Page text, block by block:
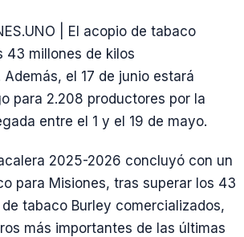
| El acopio de tabaco
43 millones de kilos
el 17 de junio estará
para 2.208 productores por la
entre el 1 y el 19 de mayo.
2025-2026 concluyó con un
para Misiones, tras superar los 43
tabaco Burley comercializados,
más importantes de las últimas